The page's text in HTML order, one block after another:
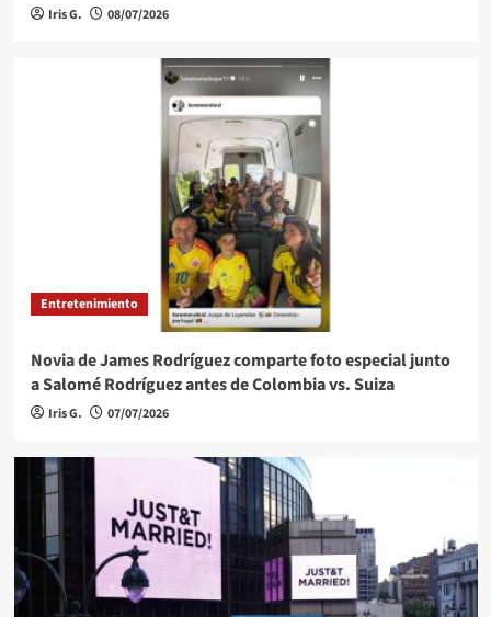
Iris G. 08/07/2026
Entretenimiento
Novia de James Rodríguez comparte foto especial junto
a Salomé Rodríguez antes de Colombia vs. Suiza
Iris G. 07/07/2026